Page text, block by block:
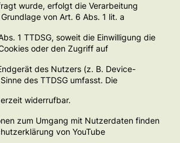
wurde, erfolgt die Verarbeitung
von Art. 6 Abs. 1 lit. a
1 TTDSG, soweit die Einwilligung die
oder den Zugriff auf
des Nutzers (z. B. Device-
des TTDSG umfasst. Die
widerrufbar.
zum Umgang mit Nutzerdaten finden
von YouTube